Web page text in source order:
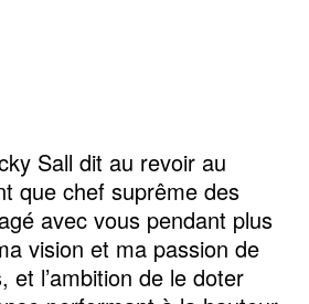
Sall dit au revoir au
que chef suprême des
avec vous pendant plus
vision et ma passion de
et l’ambition de le doter